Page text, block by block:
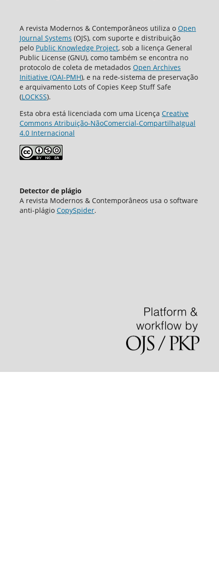
A revista Modernos & Contemporâneos utiliza o Open
Journal Systems (OJS), com suporte e distribuição
pelo Public Knowledge Project, sob a licença General
Public License (GNU), como também se encontra no
protocolo de coleta de metadados Open Archives
Initiative (OAI-PMH), e na rede-sistema de preservação
e arquivamento Lots of Copies Keep Stuff Safe
(LOCKSS).
Esta obra está licenciada com uma Licença Creative
Commons Atribuição-NãoComercial-CompartilhaIgual
4.0 Internacional
Detector de plágio
A revista Modernos & Contemporâneos usa o software
аnti-plágio CopySpider.